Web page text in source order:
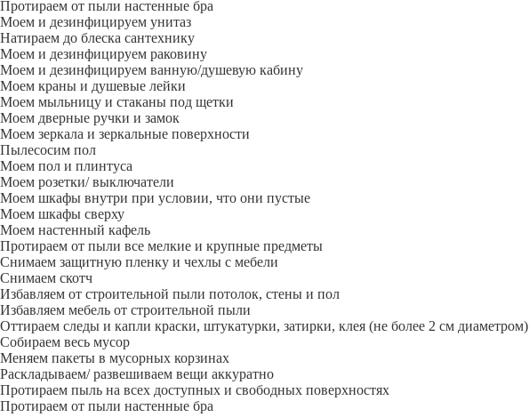
Протираем от пыли настенные бра
Моем и дезинфицируем унитаз
Натираем до блеска сантехнику
Моем и дезинфицируем раковину
Моем и дезинфицируем ванную/душевую кабину
Моем краны и душевые лейки
Моем мыльницу и стаканы под щетки
Моем дверные ручки и замок
Моем зеркала и зеркальные поверхности
Пылесосим пол
Моем пол и плинтуса
Моем розетки/ выключатели
Моем шкафы внутри при условии, что они пустые
Моем шкафы сверху
Моем настенный кафель
Протираем от пыли все мелкие и крупные предметы
Снимаем защитную пленку и чехлы с мебели
Снимаем скотч
Избавляем от строительной пыли потолок, стены и пол
Избавляем мебель от строительной пыли
Оттираем следы и капли краски, штукатурки, затирки, клея (не более 2 см диаметром)
Собираем весь мусор
Меняем пакеты в мусорных корзинах
Раскладываем/ развешиваем вещи аккуратно
Протираем пыль на всех доступных и свободных поверхностях
Протираем от пыли настенные бра